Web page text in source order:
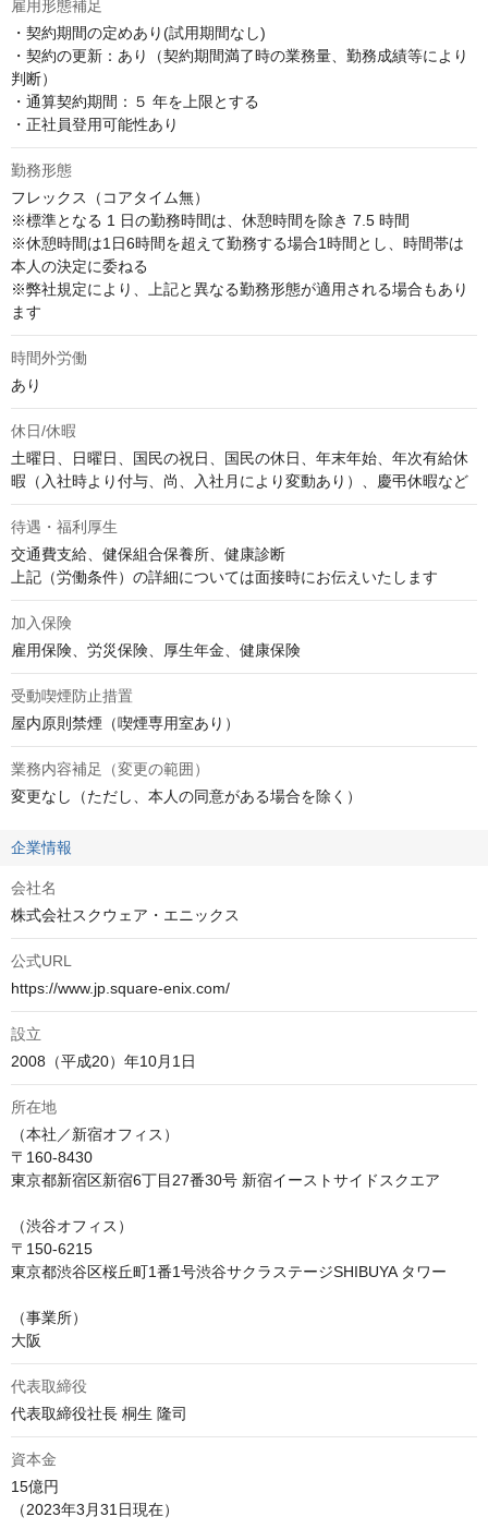
雇用形態補足
・契約期間の定めあり(試用期間なし)
・契約の更新：あり（契約期間満了時の業務量、勤務成績等により
判断）
・通算契約期間：５ 年を上限とする
・正社員登用可能性あり
勤務形態
フレックス（コアタイム無）
※標準となる 1 日の勤務時間は、休憩時間を除き 7.5 時間
※休憩時間は1日6時間を超えて勤務する場合1時間とし、時間帯は
本人の決定に委ねる
※弊社規定により、上記と異なる勤務形態が適用される場合もあり
ます
時間外労働
あり
休日/休暇
土曜日、日曜日、国民の祝日、国民の休日、年末年始、年次有給休
暇（入社時より付与、尚、入社月により変動あり）、慶弔休暇など
待遇・福利厚生
交通費支給、健保組合保養所、健康診断
上記（労働条件）の詳細については面接時にお伝えいたします
加入保険
雇用保険、労災保険、厚生年金、健康保険
受動喫煙防止措置
屋内原則禁煙（喫煙専用室あり）
業務内容補足（変更の範囲）
変更なし（ただし、本人の同意がある場合を除く）
企業情報
会社名
株式会社スクウェア・エニックス
公式URL
https://www.jp.square-enix.com/
設立
2008（平成20）年10月1日
所在地
（本社／新宿オフィス）
〒160-8430
東京都新宿区新宿6丁目27番30号 新宿イーストサイドスクエア
（渋谷オフィス）
〒150-6215
東京都渋谷区桜丘町1番1号渋谷サクラステージSHIBUYA タワー
（事業所）
代表取締役
代表取締役社長 桐生 隆司
資本金
15億円
（2023年3月31日現在）